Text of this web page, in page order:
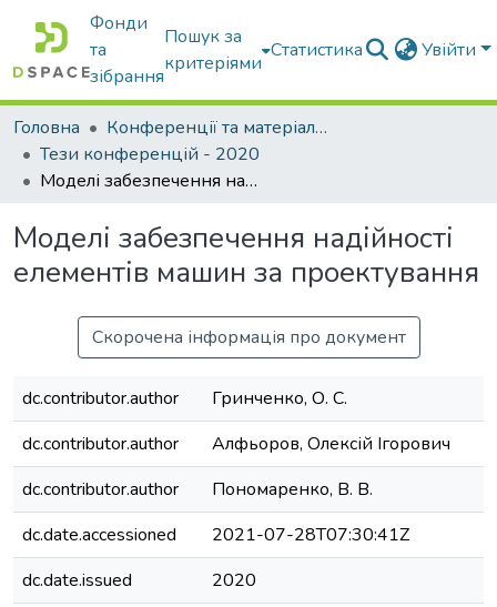
Фонди
та
зібрання
Пошук за
критеріями
Статистика Увійти
Головна
Конференції та матеріали конференцій
Тези конференцій - 2020
Моделі забезпечення надійності елементів машин за проектування
Моделі забезпечення надійності
елементів машин за проектування
Скорочена інформація про документ
dc.contributor.author
Гринченко, О. С.
dc.contributor.author
Алфьоров, Олексій Ігорович
dc.contributor.author
Пономаренко, В. В.
dc.date.accessioned
2021-07-28T07:30:41Z
dc.date.issued
2020